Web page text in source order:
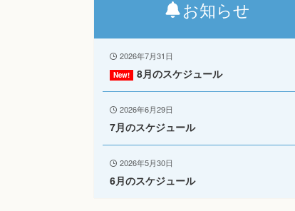
お知らせ
2026年7月31日
8月のスケジュール
2026年6月29日
7月のスケジュール
2026年5月30日
6月のスケジュール